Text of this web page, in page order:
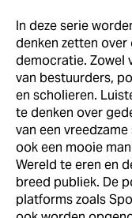
In deze serie
denken zetten
democratie. Zowel
van bestuurders,
en scholieren.
te denken over
van een
ook een mooie
Wereld te eren en
breed publiek. De
platforms zoals